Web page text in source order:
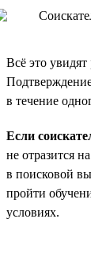
Всё это
в течение
Если
не отразится
в поисковой
пройти
условиях.